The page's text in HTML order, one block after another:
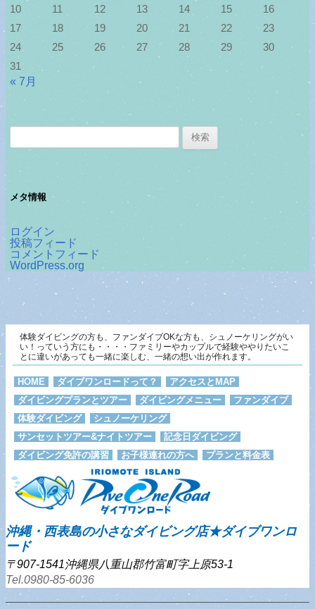
10
11 12 13 14 15
16
17
18 19 20 21 22
23
24
25 26 27 28 29
30
31
« 7月
メタ情報
ログイン
投稿フィード
コメントフィード
WordPress.org
体験ダイビングの方も、ファンダイブOKな方も、シュノーケリングがい
い！っていう方にも・・・・ファミリーやカップルで経験ややりたいこ
とに違いがあっても一緒に楽しむ、一緒の想い出が作れます。
HOME ダイブワンロードって？
アクセスとMAP
ダイビングプランとツアー
ダイビングメニュー
ファンダイブ
体験ダイビング
シュノーケリング
サンセットツアー&ナイトツアー
記念日ダイビング
ダイビング免許の講習
お子様連れの方へ プランと料金表
沖縄・西表島の小さなダイビング店★ダイブワンロ
ード
〒907-1541沖縄県八重山郡竹富町字上原53-1
Tel.0980-85-6036